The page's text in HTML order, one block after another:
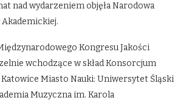
nad wydarzeniem objęła Narodowa
Kongresu Jakości
wchodzące w skład Konsorcjum
Miasto Nauki: Uniwersytet Śląski
Muzyczna im. Karola